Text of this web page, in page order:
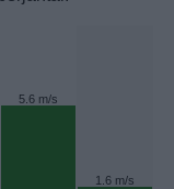
5.6 m/s
1.6 m/s